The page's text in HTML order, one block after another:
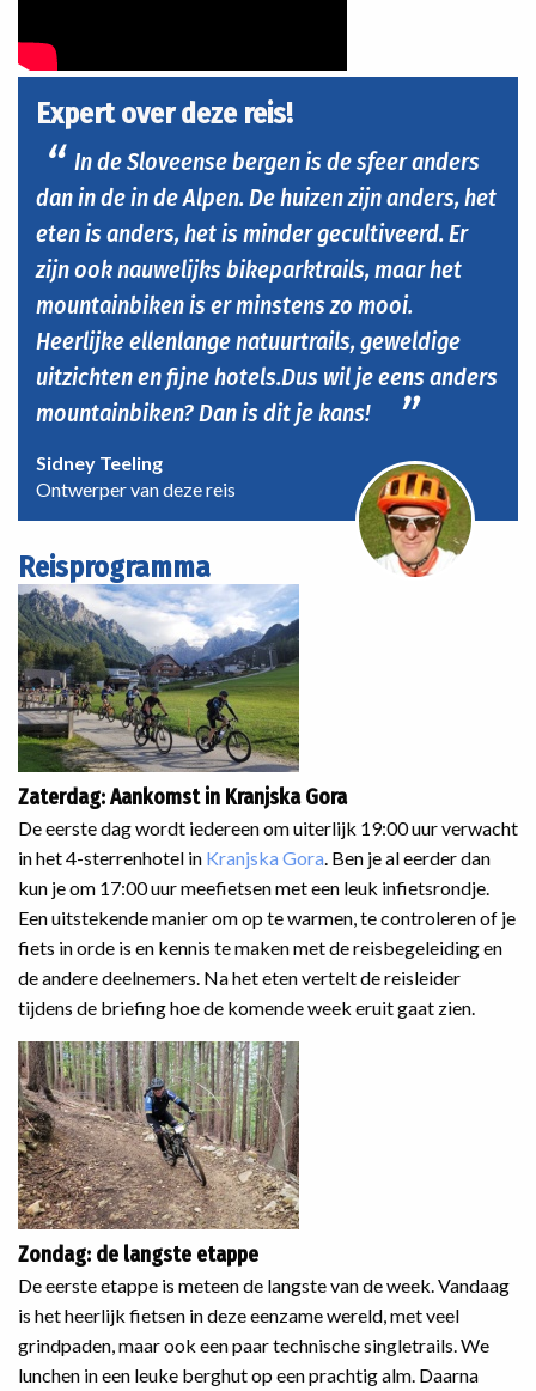
Expert over deze reis!
In de Sloveense bergen is de sfeer anders
dan in de in de Alpen. De huizen zijn anders, het
eten is anders, het is minder gecultiveerd. Er
zijn ook nauwelijks bikeparktrails, maar het
mountainbiken is er minstens zo mooi.
Heerlijke ellenlange natuurtrails, geweldige
uitzichten en fijne hotels.Dus wil je eens anders
mountainbiken? Dan is dit je kans!
Sidney Teeling
Ontwerper van deze reis
Reisprogramma
Zaterdag: Aankomst in Kranjska Gora
De eerste dag wordt iedereen om uiterlijk 19:00 uur verwacht
in het 4-sterrenhotel in Kranjska Gora . Ben je al eerder dan
kun je om 17:00 uur meefietsen met een leuk infietsrondje.
Een uitstekende manier om op te warmen, te controleren of je
fiets in orde is en kennis te maken met de reisbegeleiding en
de andere deelnemers. Na het eten vertelt de reisleider
tijdens de briefing hoe de komende week eruit gaat zien.
Zondag: de langste etappe
De eerste etappe is meteen de langste van de week. Vandaag
is het heerlijk fietsen in deze eenzame wereld, met veel
grindpaden, maar ook een paar technische singletrails. We
lunchen in een leuke berghut op een prachtig alm. Daarna